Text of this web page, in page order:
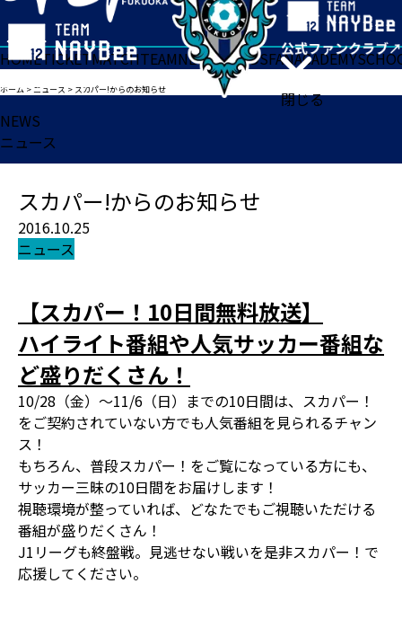
閉じる
HOMETICKETMATCHTEAMNEWSGOODSFANACADEMY
ホーム >ニュース > スカパー!からのお知らせ
NEWS
ニュース
スカパー!からのお知らせ
2016.10.25
ニュース
【スカパー！10日間無料放送】
ハイライト番組や人気サッカー番組な
ど盛りだくさん！
10/28（金）～11/6（日）までの10日間は、スカパー！
をご契約されていない方でも人気番組を見られるチャン
ス！
もちろん、普段スカパー！をご覧になっている方にも、
サッカー三昧の10日間をお届けします！
視聴環境が整っていれば、どなたでもご視聴いただける
番組が盛りだくさん！
J1リーグも終盤戦。見逃せない戦いを是非スカパー！で
応援してください。